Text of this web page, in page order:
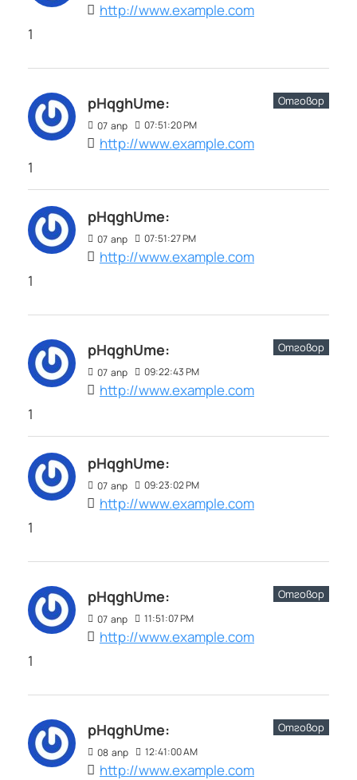
http://www.example.com
1
pHqghUme:
07 апр 07:51:20 PM
http://www.example.com
Отговор
1
pHqghUme:
07 апр 07:51:27 PM
http://www.example.com
1
pHqghUme:
07 апр 09:22:43 PM
http://www.example.com
Отговор
1
pHqghUme:
07 апр 09:23:02 PM
http://www.example.com
1
pHqghUme:
07 апр 11:51:07 PM
http://www.example.com
Отговор
1
pHqghUme:
08 апр 12:41:00 AM
http://www.example.com
Отговор